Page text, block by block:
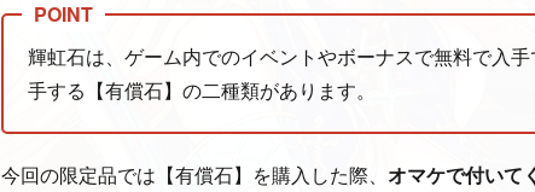
輝虹石は、ゲーム内でのイベントやボーナスで無料で入
手する【有償石】の二種類があります。
今回の限定品では【有償石】を購入した際、 オマケで付いて